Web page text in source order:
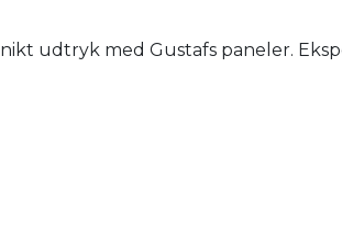
udtryk med Gustafs paneler.